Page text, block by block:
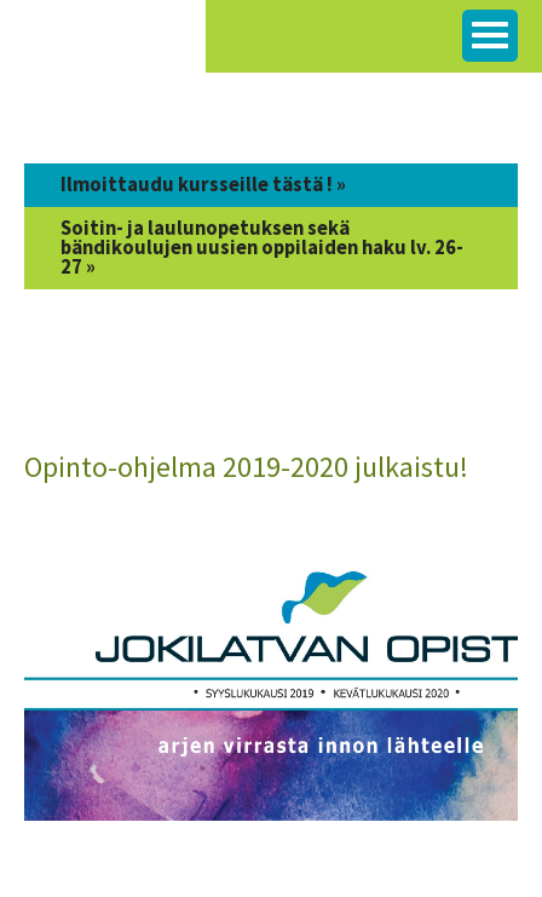
Ilmoittaudu kursseille tästä ! »
Soitin- ja laulunopetuksen sekä
bändikoulujen uusien oppilaiden haku lv. 26-
27 »
Opinto-ohjelma 2019-2020 julkaistu!